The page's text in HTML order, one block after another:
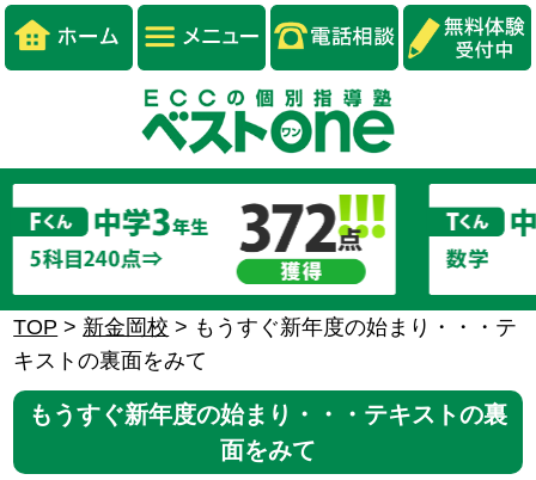
TOP > 新金岡校 > もうすぐ新年度の始まり・・・テ
キストの裏面をみて
もうすぐ新年度の始まり・・・テキストの裏
面をみて